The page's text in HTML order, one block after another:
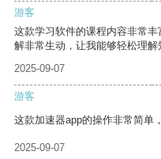
游客
这款学习软件的课程内容非常
解非常生动，让我能够轻松理解
2025-09-07
游客
这款加速器app的操作非常简单
2025-09-07